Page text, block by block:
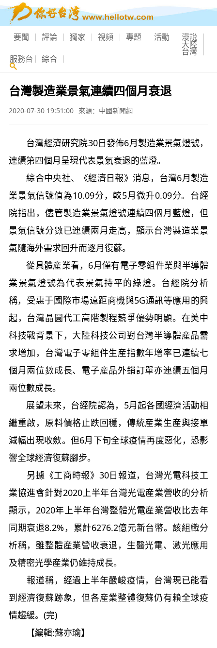
要聞 評論 獨家 視頻 專題 活動 漫説
大陸
台灣
服務台 綜合
台灣製造業景氣連續四個月衰退
2020-07-30 19:51:00 來源：中國新聞網
台灣經濟研究院30日發佈6月製造業景氣燈號，
連續第四個月呈現代表景氣衰退的藍燈。
綜合中央社、《經濟日報》消息，台灣6月製造
業景氣信號值為10.09分，較5月微升0.09分。台經
院指出，儘管製造業景氣燈號連續四個月藍燈，但
景氣信號分數已連續兩月走高，顯示台灣製造業景
氣隨海外需求回升而逐月復蘇。
從具體産業看，6月僅有電子零組件業與半導體
業景氣燈號為代表景氣持平的綠燈。台經院分析
稱，受惠于國際市場遠距商機與5G通訊等應用的興
起，台灣晶圓代工高階製程競爭優勢明顯。在美中
科技戰背景下，大陸科技公司對台灣半導體産品需
求增加，台灣電子零組件生産指數年增率已連續七
個月兩位數成長、電子産品外銷訂單亦連續五個月
兩位數成長。
展望未來，台經院認為，5月起各國經濟活動相
繼重啟，原料價格止跌回穩，傳統産業生産與接單
減幅出現收斂。但6月下旬全球疫情再度惡化，恐影
響全球經濟復蘇腳步。
另據《工商時報》30日報道，台灣光電科技工
業協進會針對2020上半年台灣光電産業營收的分析
顯示，2020年上半年台灣整體光電産業營收比去年
同期衰退8.2%，累計6276.2億元新台幣。該組織分
析稱，雖整體産業營收衰退，生醫光電、激光應用
及精密光學産業仍維持成長。
報道稱，經過上半年嚴峻疫情，台灣現已能看
到經濟復蘇跡象，但各産業整體復蘇仍有賴全球疫
情趨緩。(完)
【編輯:蘇亦瑜】